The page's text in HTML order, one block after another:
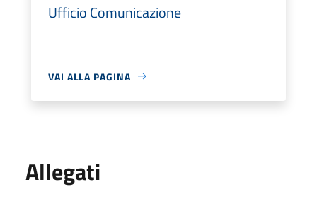
Ufficio Comunicazione
VAI ALLA PAGINA
Allegati